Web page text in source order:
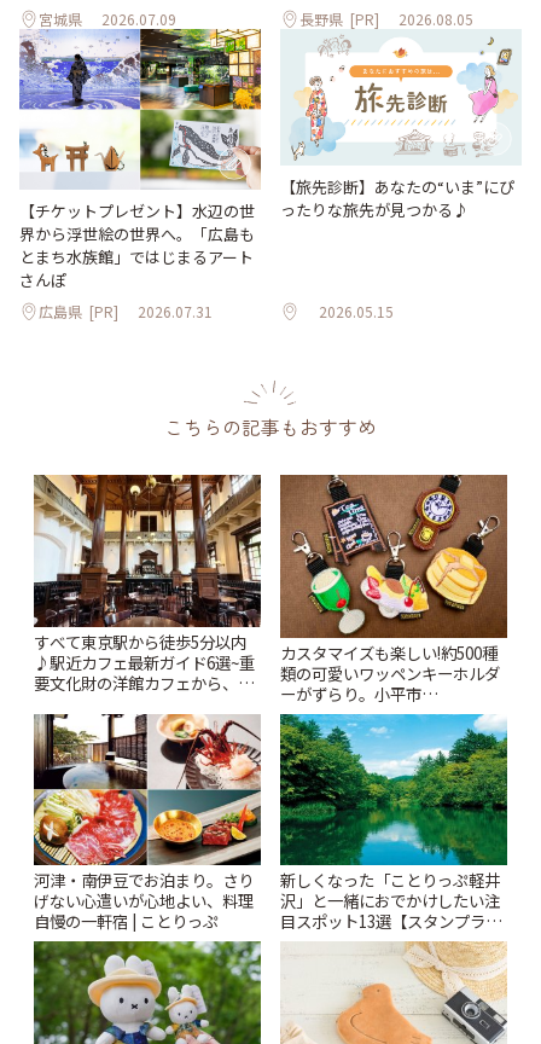
宮城県 2026.07.09 長野県 [PR] 2026.08.05
【チケットプレゼント】水辺の世
界から浮世絵の世界へ。「広島も
とまち水族館」ではじまるアート
さんぽ
広島県 [PR] 2026.07.31
【旅先診断】あなたの“いま”にぴ
ったりな旅先が見つかる♪
2026.05.15
こちらの記事もおすすめ
すべて東京駅から徒歩5分以内
♪駅近カフェ最新ガイド6選~重
要文化財の洋館カフェから、改
りっぷ
カスタマイズも楽しい!約500種
類の可愛いワッペンキーホルダ
ーがずらり。小平市
「Kimamaya T&K」 | ことりっ
ぷ
河津・南伊豆でお泊まり。さり
げない心遣いが心地よい、料理
自慢の一軒宿 | ことりっぷ
新しくなった「ことりっぷ軽井
沢」と一緒におでかけしたい注
目スポット13選【スタンプラリ
ー開催中】 | ことりっぷ